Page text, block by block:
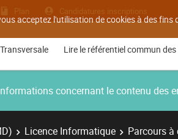
acceptez l'utilisation de cookies à des
Plan Candidatures inscriptions
Lire le référentiel commun
concernant le contenu des
Licence Informatique Parcours à